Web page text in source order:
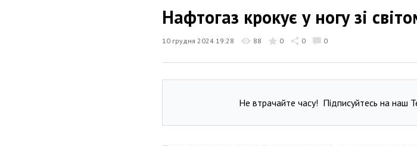
Нафтогаз крокує у ногу зі
10 грудня 2024 19:28 88 0 0 0
Не втрачайте часу! Підписуйтесь на наш